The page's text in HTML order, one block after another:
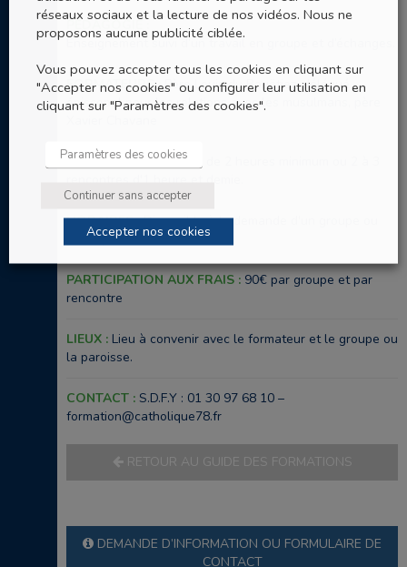
PÉDAGOGIE :
Enseignement suivi d’un travail en groupe et d’échanges.
FORMATEURS :Père Louis du Bouëtiez, délégué
épiscopal pour les relations avec les musulmans, père
DURÉE :Une rencontre de 2 heures minimum ou 2 à 3
HORAIRES :Disponible à la demande d'un groupe ou
d'une paroisse.
PARTICIPATION AUX FRAIS : 90€ par groupe et par
rencontre
LIEUX : Lieu à convenir avec le formateur et le groupe ou
la paroisse.
CONTACT : S.D.F.Y : 01 30 97 68 10 –
formation@catholique78.fr
RETOUR AU GUIDE DES FORMATIONS
DEMANDE D’INFORMATION OU FORMULAIRE DE
CONTACT
réseaux sociaux et la lecture de nos vidéos. Nous ne
proposons aucune publicité ciblée.
Vous pouvez accepter tous les cookies en cliquant sur
"Accepter nos cookies" ou configurer leur utilisation en
cliquant sur "Paramètres des cookies".
Paramètres des cookies
Continuer sans accepter
Accepter nos cookies